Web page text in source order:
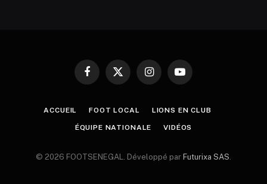
Facebook
X
InstagramYouTube
ACCUEIL FOOT LOCAL LIONS EN CLUB
ÉQUIPE NATIONALE VIDÉOS
© 2026 FOOTSENEGAL. Développé par Futurixa SAS.